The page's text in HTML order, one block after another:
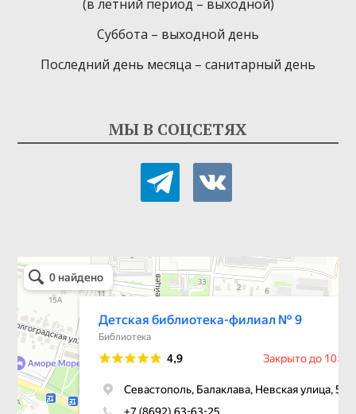
(в летний период – выходной)
Суббота – выходной день
Последний день месяца – санитарный день
МЫ В СОЦСЕТЯХ
telegramvkontakte
Детская библиотека-филиал № 9
Библиотека в Севастополе